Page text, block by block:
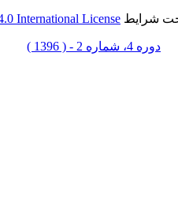
شرایط International License
دوره 4، شماره 2 - ( 1396 )